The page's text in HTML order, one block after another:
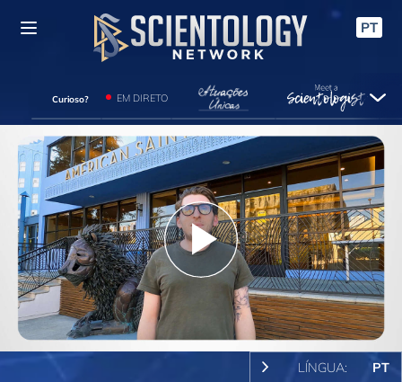
PT
Curioso? EM DIRETO
Play
Video
LÍNGUA: PT